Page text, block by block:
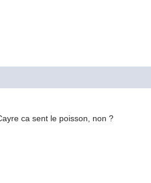
ca sent le poisson, non ?